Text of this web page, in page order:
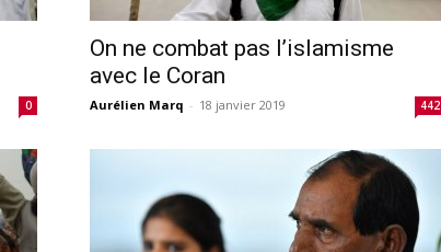
0
On ne combat pas l’islamisme
avec le Coran
Aurélien Marq - 18 janvier 2019 442